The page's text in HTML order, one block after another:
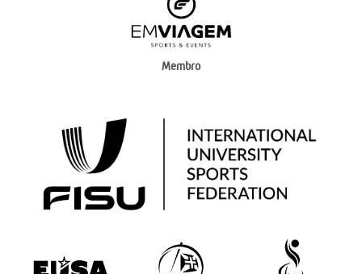
Membro